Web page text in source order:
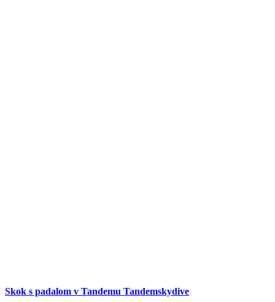
Skok s padalom v Tandemu Tandemskydive